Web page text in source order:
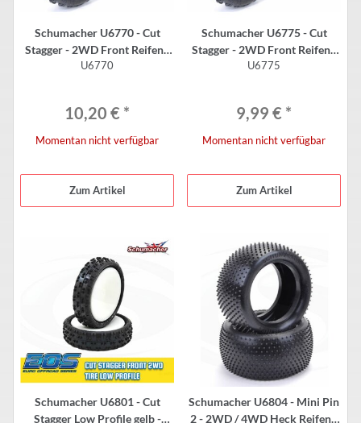
Schumacher U6770 - Cut
Stagger - 2WD Front Reifen -
Low Profile - GELB (2 Stück)
U6770
10,20 € *
Momentan nicht verfügbar
Zum Artikel
Schumacher U6775 - Cut
Stagger - 2WD Front Reifen -
Low Profile - SILBER (2 Stück)
U6775
9,99 € *
Momentan nicht verfügbar
Zum Artikel
Schumacher U6801 - Cut
Stagger Low Profile gelb -
Schumacher U6804 - Mini Pin
2 - 2WD / 4WD Heck Reifen -